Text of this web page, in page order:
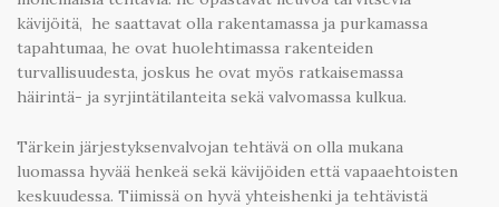
kävijöitä, he saattavat olla rakentamassa ja purkamassa
tapahtumaa, he ovat huolehtimassa rakenteiden
turvallisuudesta, joskus he ovat myös ratkaisemassa
häirintä- ja syrjintätilanteita sekä valvomassa kulkua.
Tärkein järjestyksenvalvojan tehtävä on olla mukana
luomassa hyvää henkeä sekä kävijöiden että vapaaehtoisten
keskuudessa. Tiimissä on hyvä yhteishenki ja tehtävistä